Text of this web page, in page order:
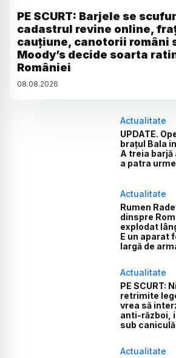
PE SCURT: Barjele se
cadastrul revine online,
cauțiune, canotorii români
Moody’s decide soarta
României
08.08.2026
Actualitate
UPDATE.
brațul Bala
A treia barjă
a patra
Actualitate
Rumen
dinspre
explodat
E un aparat
largă de
Actualitate
PE SCURT:
retrimite
vrea să
anti-război,
sub caniculă
Actualitate